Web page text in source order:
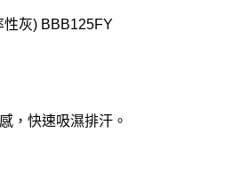
灰) BBB125FY
，快速吸濕排汗。